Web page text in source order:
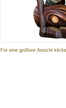
Für eine größere Ansicht